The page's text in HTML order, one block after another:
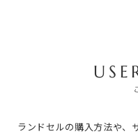
ランドセルの購入方法や、